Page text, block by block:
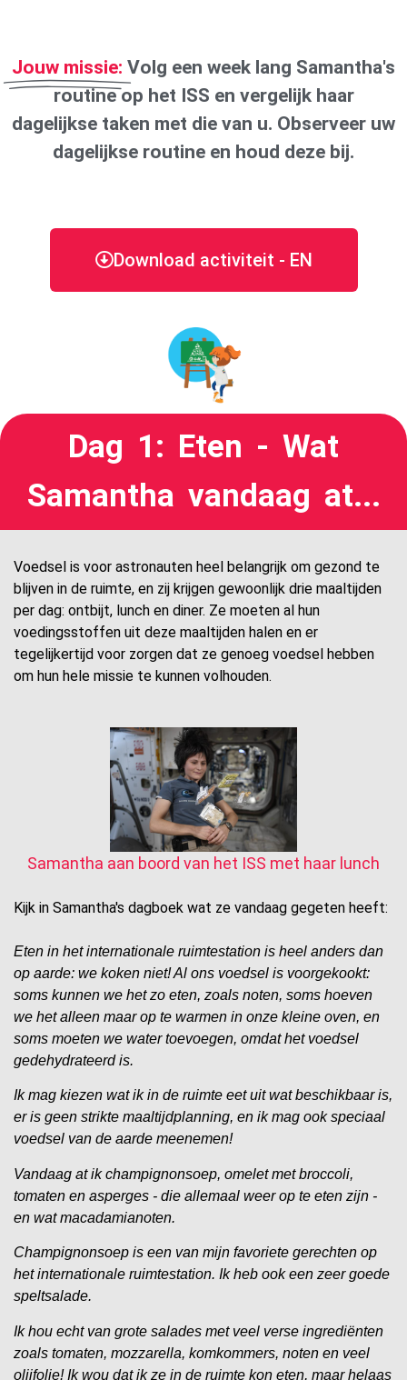
Jouw missie: Volg een week lang Samantha's
routine op het ISS en vergelijk haar
dagelijkse taken met die van u. Observeer uw
dagelijkse routine en houd deze bij.
Download activiteit - EN
Dag 1: Eten - Wat
Samantha vandaag at...
Voedsel is voor astronauten heel belangrijk om gezond te
blijven in de ruimte, en zij krijgen gewoonlijk drie maaltijden
per dag: ontbijt, lunch en diner. Ze moeten al hun
voedingsstoffen uit deze maaltijden halen en er
tegelijkertijd voor zorgen dat ze genoeg voedsel hebben
om hun hele missie te kunnen volhouden.
Samantha aan boord van het ISS met haar lunch
Kijk in Samantha's dagboek wat ze vandaag gegeten heeft:
Eten in het internationale ruimtestation is heel anders dan
op aarde: we koken niet! Al ons voedsel is voorgekookt:
soms kunnen we het zo eten, zoals noten, soms hoeven
we het alleen maar op te warmen in onze kleine oven, en
soms moeten we water toevoegen, omdat het voedsel
gedehydrateerd is.
Ik mag kiezen wat ik in de ruimte eet uit wat beschikbaar is,
er is geen strikte maaltijdplanning, en ik mag ook speciaal
voedsel van de aarde meenemen!
Vandaag at ik champignonsoep, omelet met broccoli,
tomaten en asperges - die allemaal weer op te eten zijn -
en wat macadamianoten.
Champignonsoep is een van mijn favoriete gerechten op
het internationale ruimtestation. Ik heb ook een zeer goede
speltsalade.
Ik hou echt van grote salades met veel verse ingrediënten
zoals tomaten, mozzarella, komkommers, noten en veel
olijfolie! Ik wou dat ik ze in de ruimte kon eten, maar helaas